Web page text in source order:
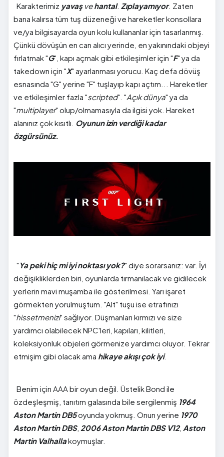
Karakterimiz yavaş vehantal. Zıplayamıyor. Zaten
bana kalırsa tüm tuş düzeneği ve hareketler konsollara
ve/ya bilgisayarda oyun kolu kullananlar için tasarlanmış.
Çünkü dövüşün en can alıcı yerinde, en yakınındaki objeyi
fırlatmak "G", kapı açmak gibi etkileşimler için "F" ya da
takedown için "X" ayarlanması yorucu. Kaç defa dövüş
esnasında "G" yerine "F" tuşlayıp kapı açtım... Hareketler
ve etkileşimler fazla "scripted". "Açık dünya" ya da
"multiplayer" olup/olmamasıyla da ilgisi yok. Hareket
alanınız çok kısıtlı. Oyunun izin verdiği kadar
özgürsünüz.
" Ya peki hiç mi iyi noktası yok?" diye sorarsanız: var. İyi
değişikliklerden biri, oyunlarda tırmanılacak ve gidilecek
yerlerin mavi muşamba ile gösterilmesi. Yarı işaret
görmekten yorulmuştum. "Alt" tuşu ise etrafınızı
"hissetmenizi" sağlıyor. Düşmanları kırmızı ve size
yardımcı olabilecek NPC'leri, kapıları, kilitleri,
koleksiyonluk objeleri görmenize yardımcı oluyor. Tekrar
etmişim gibi olacak ama hikaye akışı çok iyi.
Benim için AAA bir oyun değil. Üstelik Bond ile
özdeşleşmiş, tanıtım galasında bile sergilenmiş 1964
Aston Martin DB5oyunda yokmuş. Onun yerine 1970
Aston Martin DBS, 2006 Aston Martin DBS V12, Aston
Martin Valhallakoymuşlar.